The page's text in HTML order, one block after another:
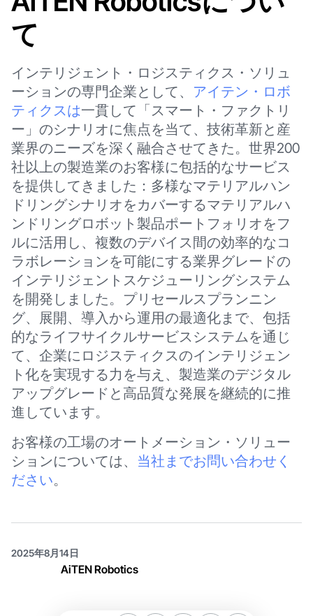
て
インテリジェント・ロジスティクス・ソリュ
ーションの専門企業として、 アイテン・ロボ
ティクスは一貫して「スマート・ファクトリ
ー」のシナリオに焦点を当て、技術革新と産
業界のニーズを深く融合させてきた。世界200
社以上の製造業のお客様に包括的なサービス
を提供してきました：多様なマテリアルハン
ドリングシナリオをカバーするマテリアルハ
ンドリングロボット製品ポートフォリオをフ
ルに活用し、複数のデバイス間の効率的なコ
ラボレーションを可能にする業界グレードの
インテリジェントスケジューリングシステム
を開発しました。プリセールスプランニン
グ、展開、導入から運用の最適化まで、包括
的なライフサイクルサービスシステムを通じ
て、企業にロジスティクスのインテリジェン
ト化を実現する力を与え、製造業のデジタル
アップグレードと高品質な発展を継続的に推
進しています。
お客様の工場のオートメーション・ソリュー
ションについては、 当社までお問い合わせく
ださい。
2025年8月14日
AiTEN Robotics